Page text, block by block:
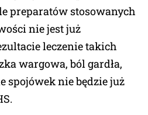
preparatów stosowanych
nie jest już
leczenie takich
wargowa, ból gardła,
spojówek nie będzie już